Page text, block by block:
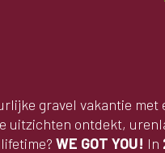
gravel vakantie
uitzichten ontdekt,
WE GOT YOU! In